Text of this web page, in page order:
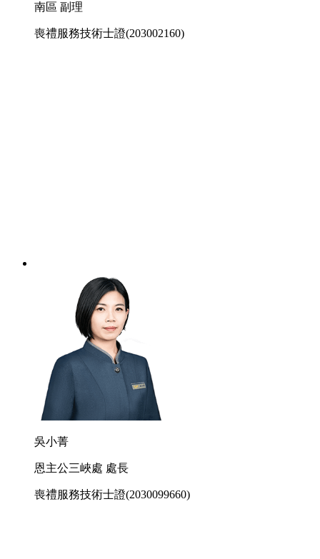
南區 副理
喪禮服務技術士證(203002160)
吳小菁
恩主公三峽處 處長
喪禮服務技術士證(2030099660)